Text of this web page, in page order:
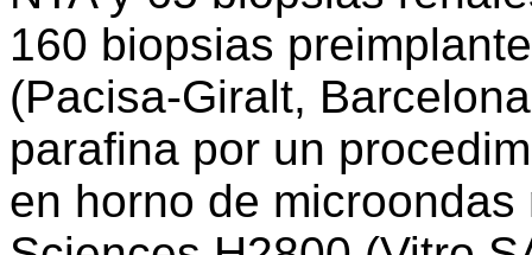
160 biopsias
(Pacisa-Giralt,
parafina por un
en horno de